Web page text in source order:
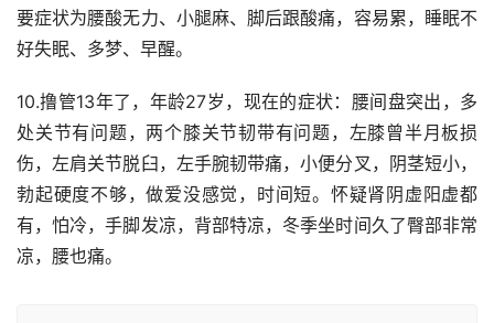
要症状为腰酸无力、小腿麻、脚后跟酸痛，容易累，睡眠不
好失眠、多梦、早醒。
10.撸管13年了，年龄27岁，现在的症状：腰间盘突出，多
处关节有问题，两个膝关节韧带有问题，左膝曾半月板损
伤，左肩关节脱臼，左手腕韧带痛，小便分叉，阴茎短小，
勃起硬度不够，做爱没感觉，时间短。怀疑肾阴虚阳虚都
有，怕冷，手脚发凉，背部特凉，冬季坐时间久了臀部非常
凉，腰也痛。